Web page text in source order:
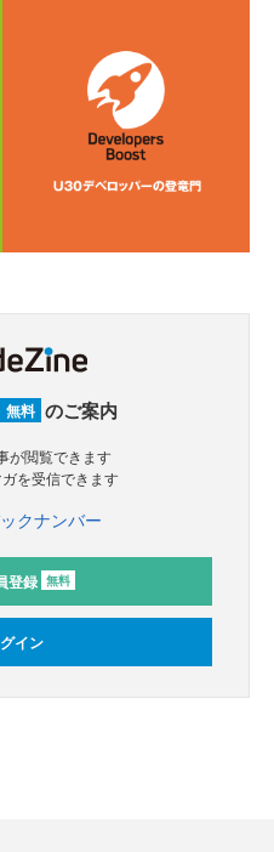
無料 のご案内
が閲覧できます
を受信できます
クナンバー
登録 無料
イン